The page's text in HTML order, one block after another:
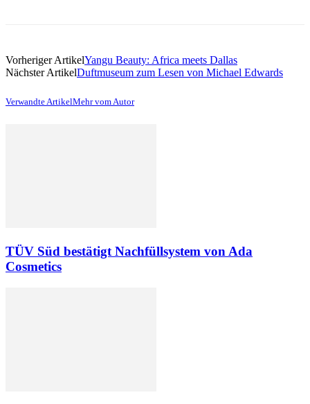
Vorheriger ArtikelYangu Beauty: Africa meets Dallas
Nächster ArtikelDuftmuseum zum Lesen von Michael Edwards
Verwandte ArtikelMehr vom Autor
TÜV Süd bestätigt Nachfüllsystem von Ada
Cosmetics